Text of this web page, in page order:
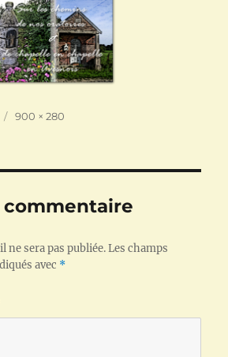
Taille
900 × 280
commentaire
ne sera pas publiée. Les champs
avec *